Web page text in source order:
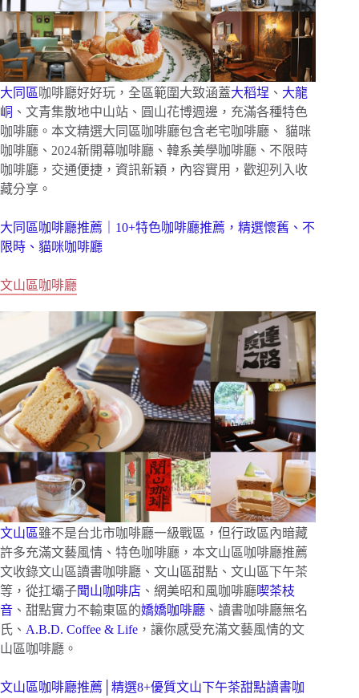
大同區 咖啡廳好好玩，全區範圍大致涵蓋大稻埕 、 大龍
峒 、文青集散地中山站、圓山花博週邊，充滿各種特色
咖啡廳。本文精選大同區咖啡廳包含老宅咖啡廳、 貓咪
咖啡廳、2024新開幕咖啡廳、韓系美學咖啡廳、不限時
咖啡廳，交通便捷，資訊新穎，內容實用，歡迎列入收
藏分享。
大同區咖啡廳推薦｜10+特色咖啡廳推薦，精選懷舊、不
限時、貓咪咖啡廳
文山區咖啡廳
文山區雖不是台北市咖啡廳一級戰區，但行政區內暗藏
許多充滿文藝風情、特色咖啡廳，本文山區咖啡廳推薦
文收錄文山區讀書咖啡廳、文山區甜點、文山區下午茶
等，從扛壩子聞山咖啡店 、網美昭和風咖啡廳喫茶枝
音 、甜點實力不輸東區的嬌嬌咖啡廳 、讀書咖啡廳無名
氏、 A.B.D. Coffee & Life ，讓你感受充滿文藝風情的文
山區咖啡廳。
文山區咖啡廳推薦│精選8+優質文山下午茶甜點讀書咖